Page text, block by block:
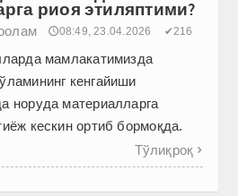
риоя этиляптими?
🕔08:49, 23.04.2026 ✔216
мамлакатимизда
кенга­йиши
норуда материалларга
кескин ортиб бормоқда.
Тўлиқроқ 